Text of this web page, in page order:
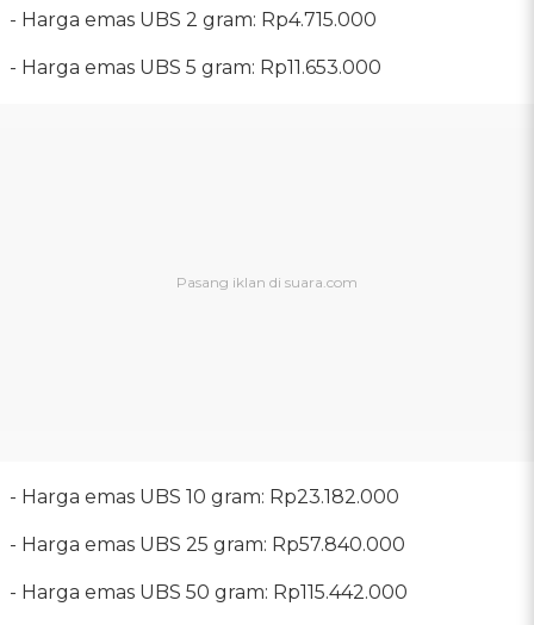
‎- Harga emas UBS 2 gram: Rp4.715.000
‎- Harga emas UBS 5 gram: Rp11.653.000
‎- Harga emas UBS 10 gram: Rp23.182.000
‎- Harga emas UBS 25 gram: Rp57.840.000
‎- Harga emas UBS 50 gram: Rp115.442.000